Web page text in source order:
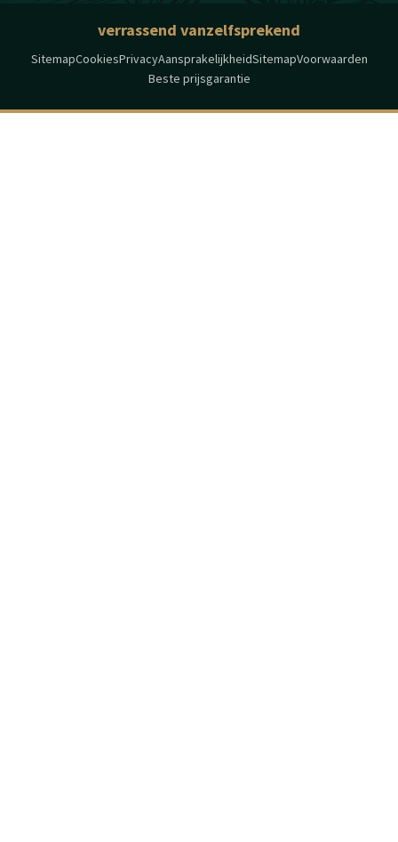
verrassend vanzelfsprekend
SitemapCookiesPrivacyAansprakelijkheidSitemapVoorwaarden
Beste prijsgarantie